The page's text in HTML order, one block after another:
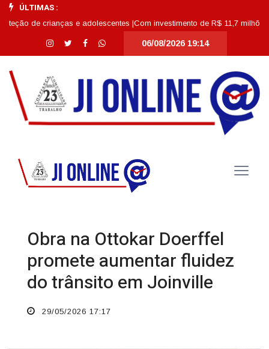
ÚLTIMAS :
crianças e adolescentes |Com investimento de R$ 11,7 milhões,
06/08/2026 19:14
Obra na Ottokar Doerffel
promete aumentar fluidez
do trânsito em Joinville
29/05/2026 17:17